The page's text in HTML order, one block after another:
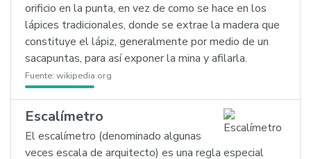
orificio en la punta, en vez de como se hace en los
lápices tradicionales, donde se extrae la madera que
constituye el lápiz, generalmente por medio de un
sacapuntas, para así exponer la mina y afilarla.
Fuente: wikipedia.org
Escalímetro
El escalímetro (denominado algunas
veces escala de arquitecto) es una regla especial